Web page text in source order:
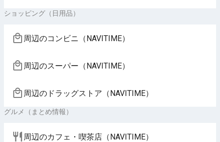
ショッピング（日用品）
周辺のコンビニ（NAVITIME）
周辺のスーパー（NAVITIME）
周辺のドラッグストア（NAVITIME）
グルメ（まとめ情報）
周辺のカフェ・喫茶店（NAVITIME）